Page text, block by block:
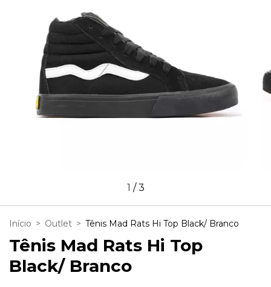
1 /3
Início > Outlet > Tênis Mad Rats Hi Top Black/ Branco
Tênis Mad Rats Hi Top
Black/ Branco